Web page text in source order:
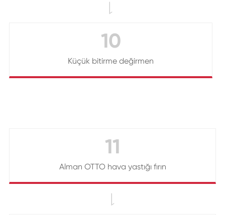

10
Küçük bitirme değirmen
11
Alman OTTO hava yastığı fırın
